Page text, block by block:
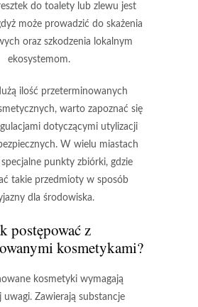
do toalety lub zlewu jest
może prowadzić do skażenia
oraz szkodzenia lokalnym
ekosystemom.
ilość przeterminowanych
warto zapoznać się
dotyczącymi utylizacji
W wielu miastach
punkty zbiórki, gdzie
takie przedmioty w sposób
dla środowiska.
postępować z
kosmetykami?
kosmetyki wymagają
uwagi. Zawierają substancje